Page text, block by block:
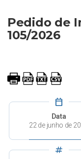
Pedido de
105/2026
calendar_today
Data
22 de junho de
tag